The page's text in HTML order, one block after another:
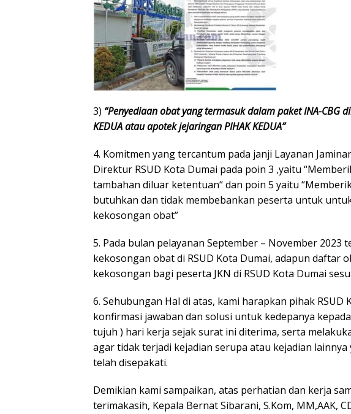
3) “Penyediaan obat yang termasuk dalam paket INA-CBG
KEDUA atau apotek jejaringan PIHAK KEDUA”
4. Komitmen yang tercantum pada janji Layanan
Direktur RSUD Kota Dumai pada poin 3 ,yaitu
tambahan diluar ketentuan“ dan poin 5 yaitu
butuhkan dan tidak membebankan peserta untuk
kekosongan obat”
5. Pada bulan pelayanan September – November 2023
kekosongan obat di RSUD Kota Dumai, adapun daftar
kekosongan bagi peserta JKN di RSUD Kota Dumai
6. Sehubungan Hal di atas, kami harapkan pihak RSUD
konfirmasi jawaban dan solusi untuk kedepanya
tujuh ) hari kerja sejak surat ini diterima, serta
agar tidak terjadi kejadian serupa atau kejadian
telah disepakati.
Demikian kami sampaikan, atas perhatian dan kerja
terimakasih, Kepala Bernat Sibarani, S.Kom, MM,AAK,